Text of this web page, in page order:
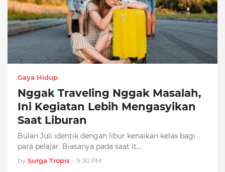
Gaya Hidup
Nggak Traveling Nggak Masalah,
Ini Kegiatan Lebih Mengasyikan
Saat Liburan
Bulan Juli identik dengan libur kenaikan kelas bagi
para pelajar. Biasanya pada saat it…
by Surga Tropis - 9:30 PM